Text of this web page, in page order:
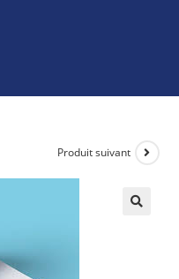
Produit suivant